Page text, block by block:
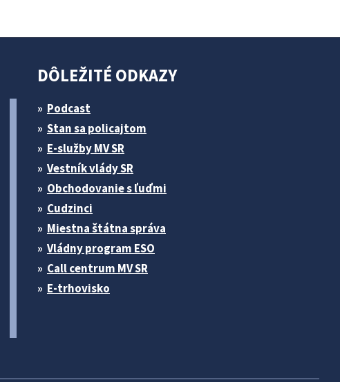
DÔLEŽITÉ ODKAZY
Podcast
Stan sa policajtom
E-služby MV SR
Vestník vlády SR
Obchodovanie s ľuďmi
Cudzinci
Miestna štátna správa
Vládny program ESO
Call centrum MV SR
E-trhovisko